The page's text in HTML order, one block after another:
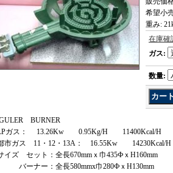
希望小
重み:
在庫確
ガス:
数量:
BURNER
ガス： 13.26Kw 0.95Kg/H 11400Kcal/H
市ガス 11・12・13A： 16.55Kw 14230Kcal/H
イズ セット：全長670mmｘ巾435ФｘH160mm
ーナー：全長580mmx巾280ФｘH130mm